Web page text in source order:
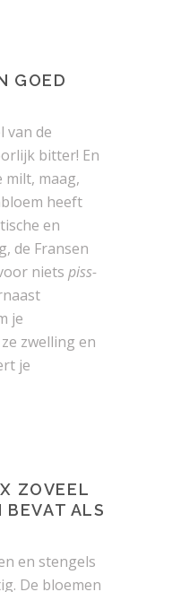
GOED
van de
bitter! En
milt, maag,
heeft
en
de Fransen
niets piss-
je
zwelling en
je
ZOVEEL
BEVAT ALS
en stengels
De bloemen